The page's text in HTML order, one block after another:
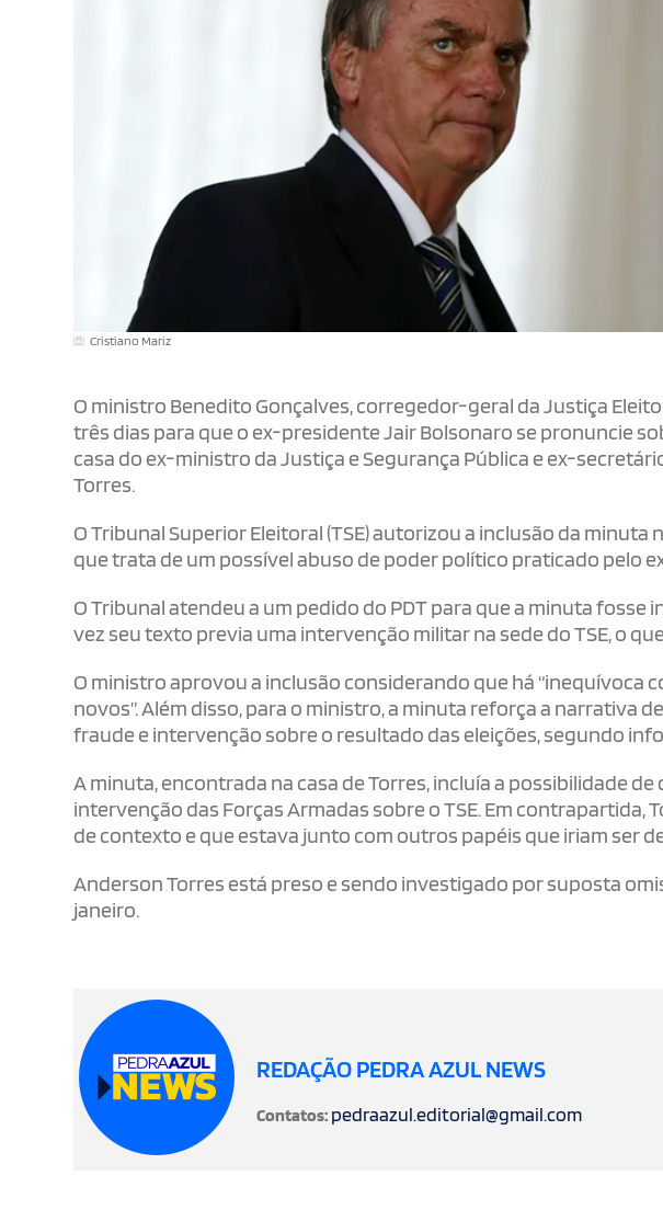
Cristiano Mariz
O ministro Benedito Gonçalves, corregedor-geral da Justiça
três dias para que o ex-presidente Jair Bolsonaro se pronuncie
casa do ex-ministro da Justiça e Segurança Pública e ex-
Torres.
O Tribunal Superior Eleitoral (TSE) autorizou a inclusão da
que trata de um possível abuso de poder político praticado pelo
O Tribunal atendeu a um pedido do PDT para que a minuta fosse
vez seu texto previa uma intervenção militar na sede do TSE, o
O ministro aprovou a inclusão considerando que há “inequívoca
novos”. Além disso, para o ministro, a minuta reforça a narrativa
fraude e intervenção sobre o resultado das eleições, segundo
A minuta, encontrada na casa de Torres, incluía a possibilidade
intervenção das Forças Armadas sobre o TSE. Em contrapartida,
de contexto e que estava junto com outros papéis que iriam ser
Anderson Torres está preso e sendo investigado por suposta
janeiro.
REDAÇÃO PEDRA AZUL NEWS
Contatos: pedraazul.editorial@gmail.com